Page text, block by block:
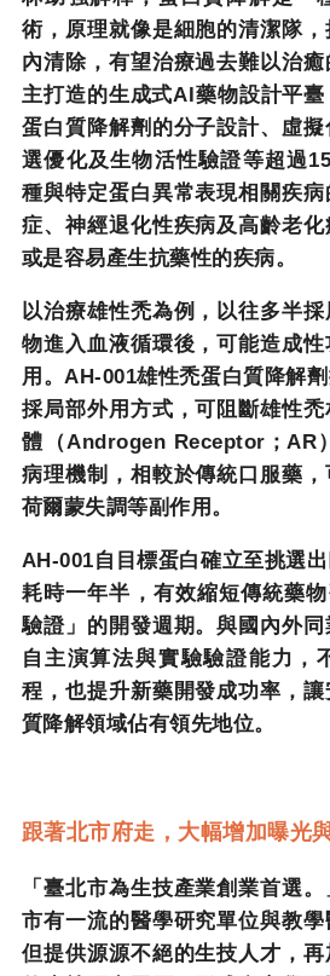
術，原理就像是細胞的清潔隊
內清除，有望治療過去難以治
主打造的生成式AI藥物設計平
蛋白質降解劑的分子設計、虛
選優化及生物活性驗證等超過
種與特定蛋白異常表現相關疾
症、神經退化性疾病及高齡老
或是容易產生抗藥性的疾病。
以治療雄性禿為例，以往多半
物進入血液循環後，可能造成
用。 AH-001雄性禿蛋白質降解
採局部外用方式，可阻斷雄性
體（Androgen Receptor ； AR
病理機制，相較於傳統口服藥
荷爾蒙失調等副作用。
AH-001自目標蛋白確立至挑選
耗時一年半，有效縮短傳統藥
驗證」的開發週期。與國內外
自主演算法與實驗驗證能力，
程，也提升新藥開發成功率，
質降解領域佔有領先地位。
跟著北市府走，大幅增加曝光
「臺北市為生技產業創業首選
市有一流的醫學研究單位與教
但提供源源不絕的生技人才，